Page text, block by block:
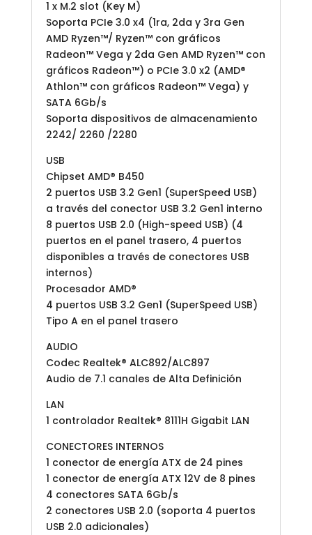
1 x M.2 slot (Key M)
Soporta PCIe 3.0 x4 (1ra, 2da y 3ra Gen
AMD Ryzen™/ Ryzen™ con gráficos
Radeon™ Vega y 2da Gen AMD Ryzen™ con
gráficos Radeon™) o PCIe 3.0 x2 (AMD®
Athlon™ con gráficos Radeon™ Vega) y
SATA 6Gb/s
Soporta dispositivos de almacenamiento
2242/ 2260 /2280
USB
Chipset AMD® B450
2 puertos USB 3.2 Gen1 (SuperSpeed USB)
a través del conector USB 3.2 Gen1 interno
8 puertos USB 2.0 (High-speed USB) (4
puertos en el panel trasero, 4 puertos
disponibles a través de conectores USB
internos)
Procesador AMD®
4 puertos USB 3.2 Gen1 (SuperSpeed USB)
Tipo A en el panel trasero
AUDIO
Codec Realtek® ALC892/ALC897
Audio de 7.1 canales de Alta Definición
LAN
1 controlador Realtek® 8111H Gigabit LAN
CONECTORES INTERNOS
1 conector de energía ATX de 24 pines
1 conector de energía ATX 12V de 8 pines
4 conectores SATA 6Gb/s
2 conectores USB 2.0 (soporta 4 puertos
USB 2.0 adicionales)